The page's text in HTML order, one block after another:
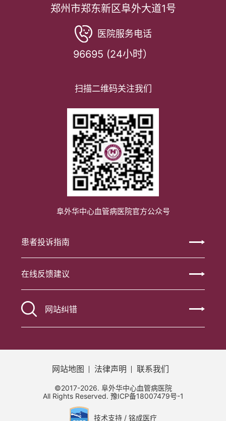
郑州市郑东新区阜外大道1号
医院服务电话
96695 (24小时）
扫描二维码关注我们
阜外华中心血管病医院官方公众号
患者投诉指南
在线反馈建议
网站纠错
网站地图 法律声明 联系我们
©2017-2026. 阜外华中心血管病医院
All Rights Reserved. 豫ICP备18007479号-1
技术支持 / 铭成医疗